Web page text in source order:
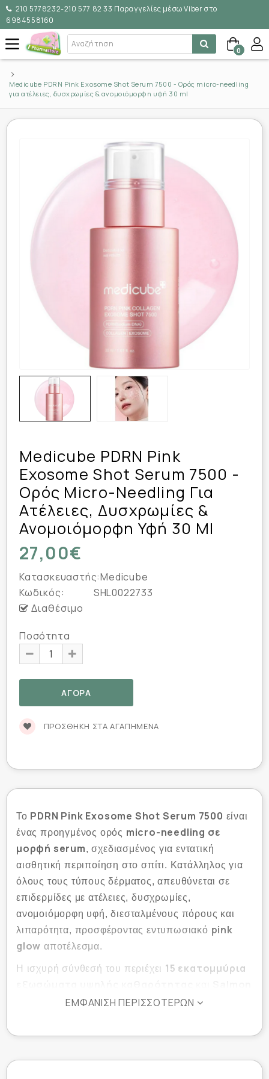
210 5778232-210 577 82 33 Παραγγελίες μέσω Viber στο
6984558160
0
Medicube PDRN Pink Exosome Shot Serum 7500 - Ορός micro-needling
για ατέλειες, δυσχρωμίες & ανομοιόμορφη υφή 30 ml
Medicube PDRN Pink
Exosome Shot Serum 7500 -
Ορός Micro-Needling Για
Ατέλειες, Δυσχρωμίες &
Ανομοιόμορφη Υφή 30 Ml
27,00€
Κατασκευαστής:Medicube
Κωδικός:
SHL0022733
Διαθέσιμο
Ποσότητα
ΠΡΟΣΘΉΚΗ ΣΤΑ ΑΓΑΠΗΜΈΝΑ
Το PDRN Pink Exosome Shot Serum 7500 είναι
ένας προηγμένος ορός micro-needling σε
μορφή serum, σχεδιασμένος για εντατική
αισθητική περιποίηση στο σπίτι. Κατάλληλος για
όλους τους τύπους δέρματος, απευθύνεται σε
επιδερμίδες με ατέλειες, δυσχρωμίες,
ανομοιόμορφη υφή, διεσταλμένους πόρους και
λιπαρότητα, προσφέροντας εντυπωσιακό pink
glow αποτέλεσμα.
Η ισχυρή σύνθεσή του περιέχει 15 εκατομμύρια
DNA PDRN καθαρότητας 99%, συστατικά που
θεραπείες για τη βελτίωση του τόνου, της υφής και
ΕΜΦΆΝΙΣΗ ΠΕΡΙΣΣΌΤΕΡΩΝ